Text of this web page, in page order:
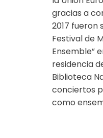
gracias a
2017
Festival de
Ensemble”
residencia
Biblioteca
conciertos
como